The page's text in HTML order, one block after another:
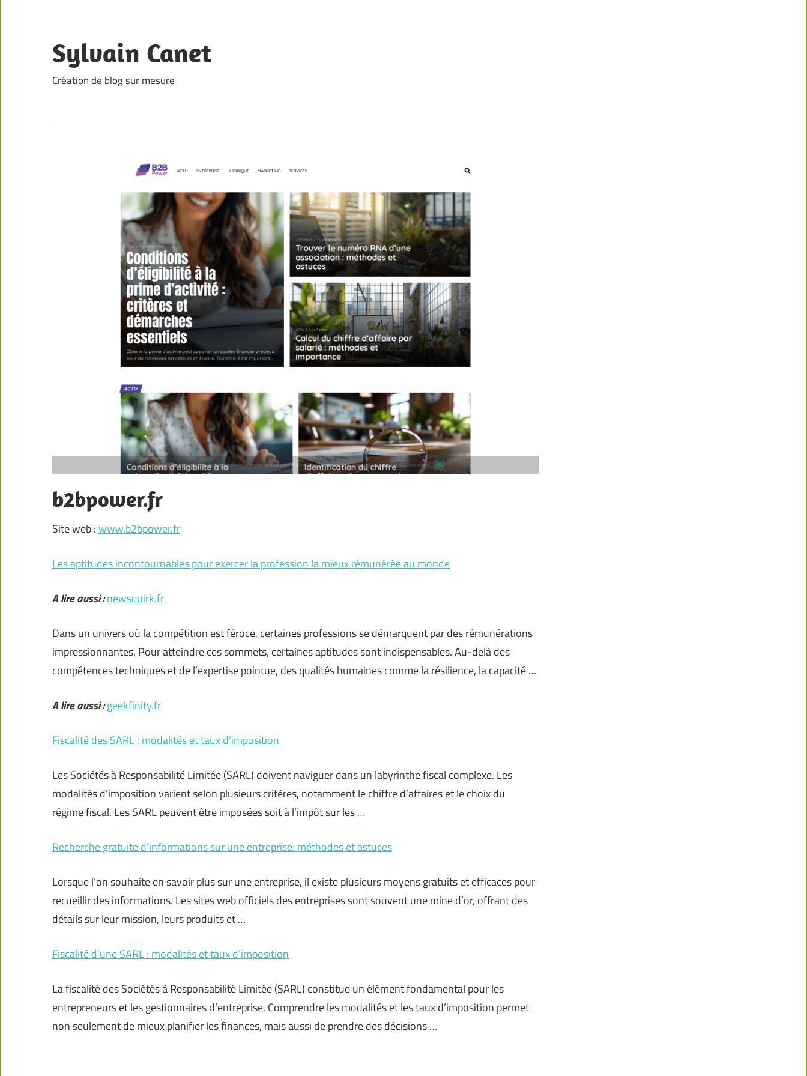
content
Sylvain Canet
Création de blog sur mesure
b2bpower.fr
Site web :www.b2bpower.fr
Les aptitudes incontournables pour exercer la profession la mieux rémunérée au monde
A lire aussi :newsquirk.fr
Dans un univers où la compétition est féroce, certaines professions se démarquent par des rémunérations
impressionnantes. Pour atteindre ces sommets, certaines aptitudes sont indispensables. Au-delà des
compétences techniques et de l’expertise pointue, des qualités humaines comme la résilience, la capacité …
A lire aussi :geekfinity.fr
Fiscalité des SARL : modalités et taux d’imposition
Les Sociétés à Responsabilité Limitée (SARL) doivent naviguer dans un labyrinthe fiscal complexe. Les
modalités d’imposition varient selon plusieurs critères, notamment le chiffre d’affaires et le choix du
régime fiscal. Les SARL peuvent être imposées soit à l’impôt sur les …
Recherche gratuite d’informations sur une entreprise: méthodes et astuces
Lorsque l’on souhaite en savoir plus sur une entreprise, il existe plusieurs moyens gratuits et efficaces pour
recueillir des informations. Les sites web officiels des entreprises sont souvent une mine d’or, offrant des
détails sur leur mission, leurs produits et …
Fiscalité d’une SARL : modalités et taux d’imposition
La fiscalité des Sociétés à Responsabilité Limitée (SARL) constitue un élément fondamental pour les
entrepreneurs et les gestionnaires d’entreprise. Comprendre les modalités et les taux d’imposition permet
non seulement de mieux planifier les finances, mais aussi de prendre des décisions …